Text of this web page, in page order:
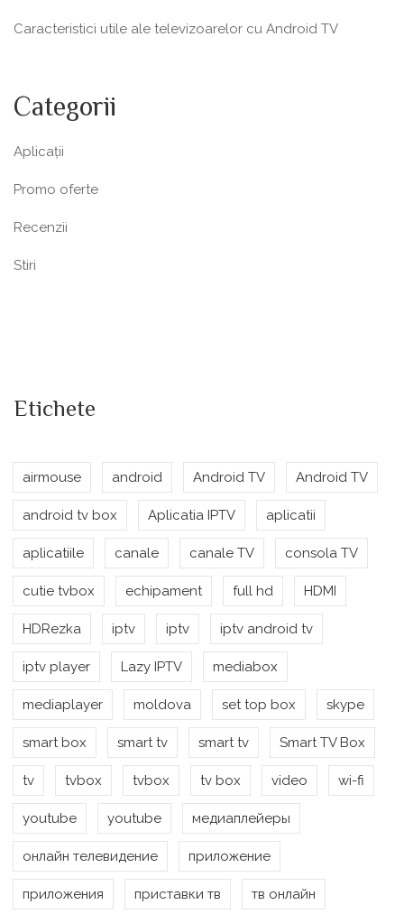
Caracteristici utile ale televizoarelor cu Android TV
Categorii
Aplicații
Promo oferte
Recenzii
Stiri
Etichete
airmouse android Android TV Android TV
android tv box Aplicatia IPTV aplicatii
aplicatiile canale canale TV consola TV
cutie tvbox echipament full hd HDMI
HDRezka iptv iptv iptv android tv
iptv player Lazy IPTV mediabox
mediaplayer moldova set top box skype
smart box smart tv smart tv Smart TV Box
tv tvbox tvbox tv box video wi-fi
youtube youtube медиаплейеры
онлайн телевидение приложение
приложения приставки тв тв онлайн